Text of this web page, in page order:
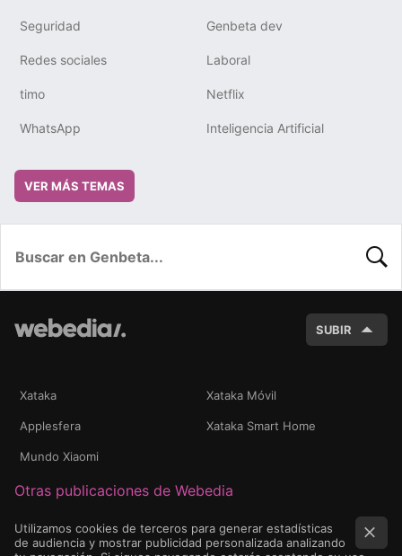
Seguridad Genbeta dev
Redes sociales Laboral
timo Netflix
WhatsApp Inteligencia Artificial
VER MÁS TEMAS
SUBIR
Xataka Xataka Móvil
Applesfera Xataka Smart Home
Mundo Xiaomi
Otras publicaciones de Webedia
Utilizamos cookies de terceros para generar estadísticas
de audiencia y mostrar publicidad personalizada analizando